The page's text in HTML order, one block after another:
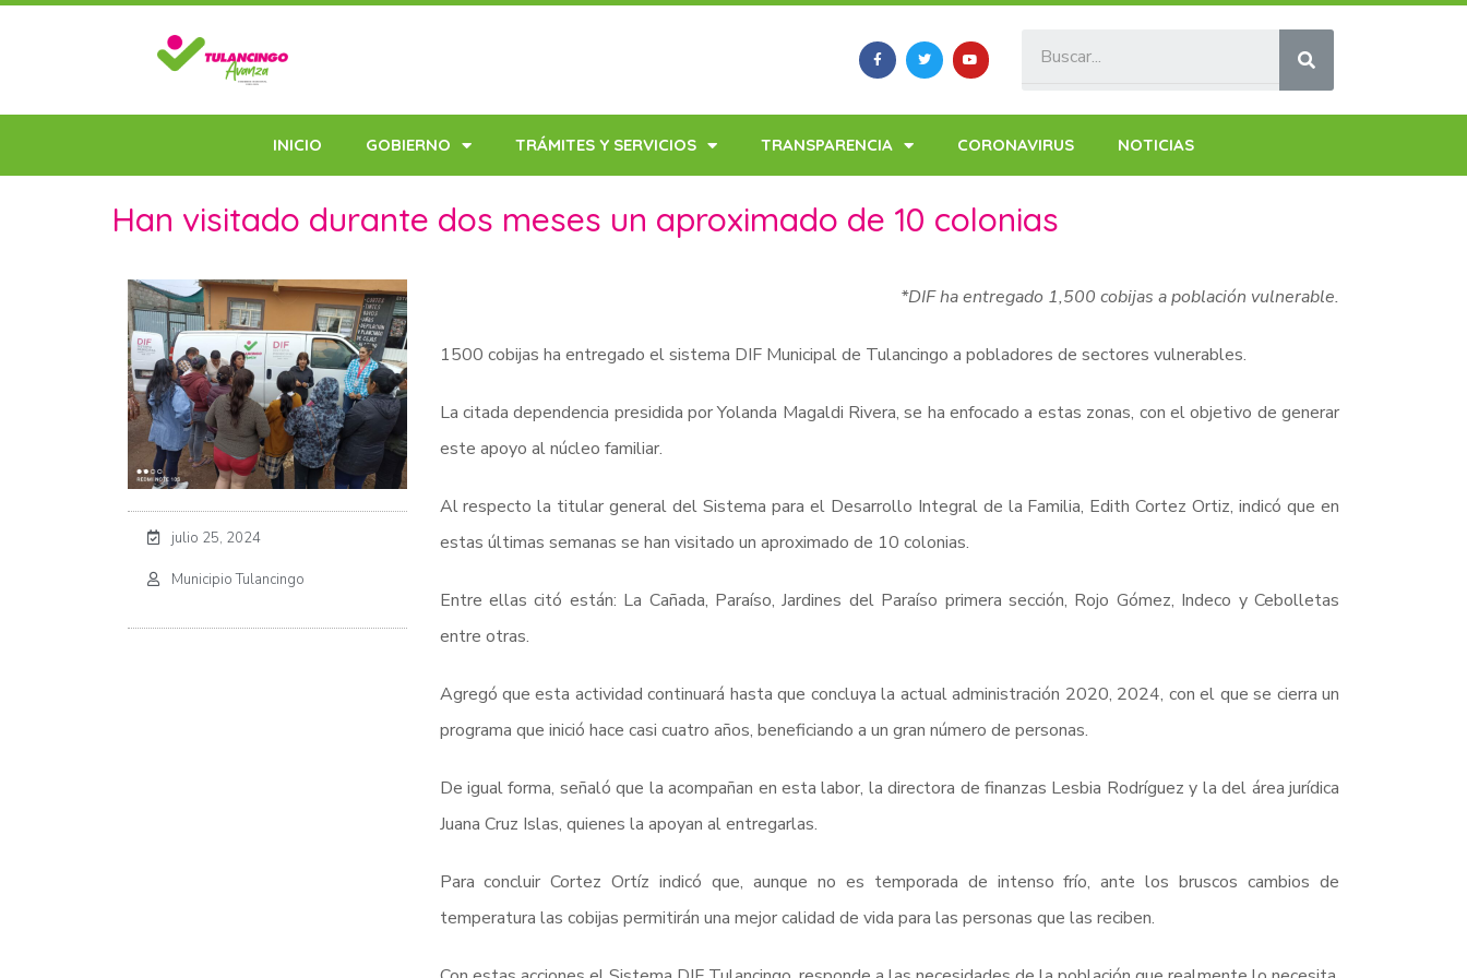
INICIO GOBIERNO TRÁMITES Y SERVICIOS TRANSPARENCIA CORONAVIRUS NOTICIAS
Han visitado durante dos meses un aproximado de 10 colonias
julio 25, 2024
Municipio Tulancingo
*DIF ha entregado 1,500 cobijas a población vulnerable.
1500 cobijas ha entregado el sistema DIF Municipal de Tulancingo a pobladores de sectores vulnerables.
La citada dependencia presidida por Yolanda Magaldi Rivera, se ha enfocado a estas zonas, con el objetivo de generar
este apoyo al núcleo familiar.
Al respecto la titular general del Sistema para el Desarrollo Integral de la Familia, Edith Cortez Ortiz, indicó que en
estas últimas semanas se han visitado un aproximado de 10 colonias.
Entre ellas citó están: La Cañada, Paraíso, Jardines del Paraíso primera sección, Rojo Gómez, Indeco y Cebolletas
entre otras.
Agregó que esta actividad continuará hasta que concluya la actual administración 2020, 2024, con el que se cierra un
programa que inició hace casi cuatro años, beneficiando a un gran número de personas.
De igual forma, señaló que la acompañan en esta labor, la directora de finanzas Lesbia Rodríguez y la del área jurídica
Juana Cruz Islas, quienes la apoyan al entregarlas.
Para concluir Cortez Ortíz indicó que, aunque no es temporada de intenso frío, ante los bruscos cambios de
temperatura las cobijas permitirán una mejor calidad de vida para las personas que las reciben.